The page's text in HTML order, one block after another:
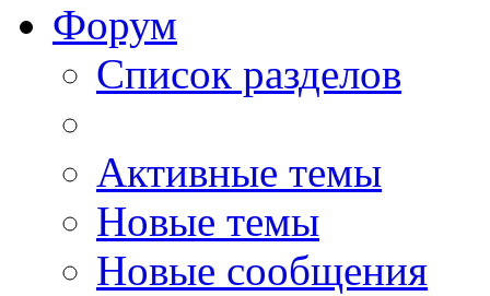
Форум
Список разделов
Активные темы
Новые темы
Новые сообщения